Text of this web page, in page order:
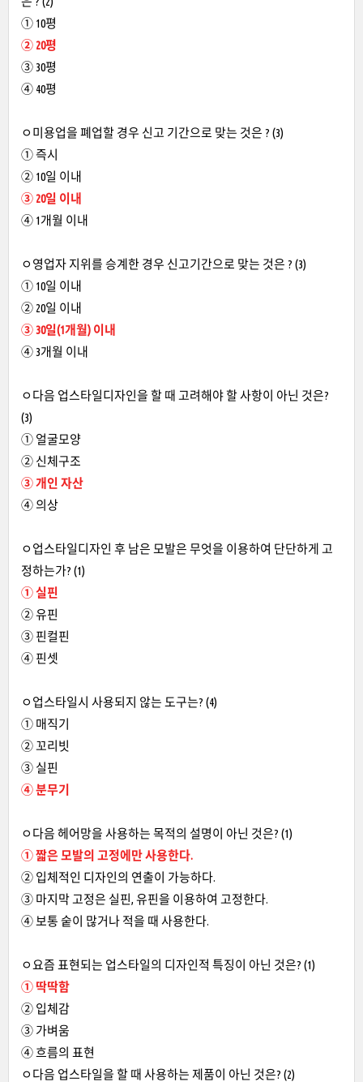
① 10평
② 20평
③ 30평
④ 40평
ㅇ미용업을 폐업할 경우 신고 기간으로 맞는 것은 ? (3)
① 즉시
② 10일 이내
③ 20일 이내
④ 1개월 이내
ㅇ영업자 지위를 승계한 경우 신고기간으로 맞는 것은 ? (3)
① 10일 이내
② 20일 이내
③ 30일(1개월) 이내
④ 3개월 이내
ㅇ 다음 업스타일디자인을 할 때 고려해야 할 사항이 아닌 것은?
(3)
① 얼굴모양
② 신체구조
③ 개인 자산
④ 의상
ㅇ업스타일디자인 후 남은 모발은 무엇을 이용하여 단단하게 고
정하는가? (1)
① 실핀
② 유핀
③ 핀컬핀
④ 핀셋
ㅇ업스타일시 사용되지 않는 도구는? (4)
① 매직기
② 꼬리빗
③ 실핀
④ 분무기
ㅇ다음 헤어망을 사용하는 목적의 설명이 아닌 것은? (1)
① 짧은 모발의 고정에만 사용한다.
② 입체적인 디자인의 연출이 가능하다.
③ 마지막 고정은 실핀, 유핀을 이용하여 고정한다.
④ 보통 숱이 많거나 적을 때 사용한다.
ㅇ요즘 표현되는 업스타일의 디자인적 특징이 아닌 것은? (1)
① 딱딱함
② 입체감
③ 가벼움
④ 흐름의 표현
ㅇ다음 업스타일을 할 때 사용하는 제품이 아닌 것은? (2)